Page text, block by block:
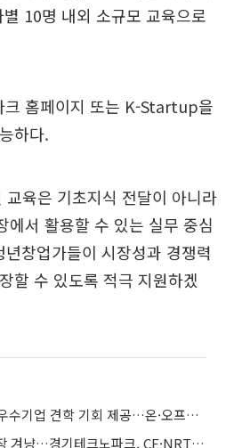
10명 내외 소규모 교육으로
크 홈페이지 또는 K-Startup을
하다.
교육은 기초지식 전달이 아니라
에서 활용할 수 있는 실무 중심
창업가들이 시장성과 경쟁력
할 수 있도록 적극 지원하겠
경기테크노파크, 5개 우수기업 견학 기회 제공…온·오프라인 신청 접수 중
경기부품기업 세계시장 겨냥…경기테크노파크, CE·NRTL·CCC 인증에 ‘날개’ 단다